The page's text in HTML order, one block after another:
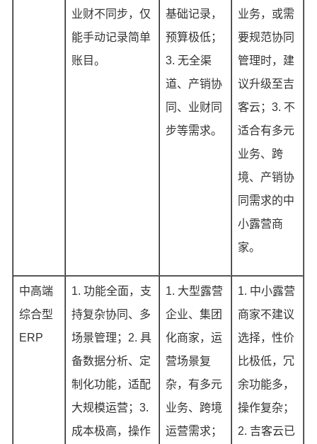
业财不同步，仅
能手动记录简单
账目。
基础记录，
预算极低；
3. 无全渠
道、产销协
同、业财同
步等需求。
业务，或需
要规范协同
管理时，建
议升级至吉
客云；3. 不
适合有多元
业务、跨
境、产销协
同需求的中
小露营商
家。
中高端
综合型
ERP
1. 功能全面，支
持复杂协同、多
场景管理；2. 具
备数据分析、定
制化功能，适配
大规模运营；3.
成本极高，操作
1. 大型露营
企业、集团
化商家，运
营场景复
杂，有多元
业务、跨境
运营需求；
1. 中小露营
商家不建议
选择，性价
比极低，冗
余功能多，
操作复杂；
2. 吉客云已